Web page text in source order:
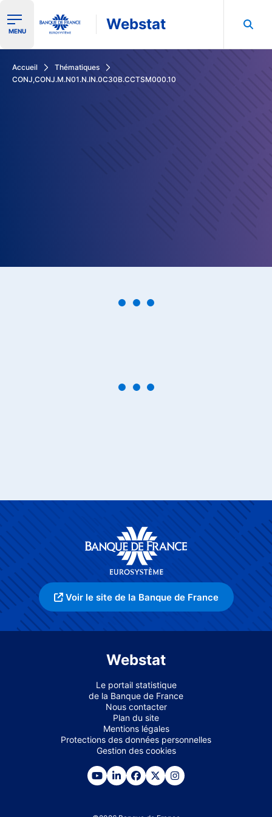
Ouvrir le menu de navigation
MENU Webstat
Accueil
Thématiques
CONJ,CONJ.M.N01.N.IN.0C30B.CCTSM000.10
Voir le site de la Banque de France
Webstat
Le portail statistique
de la Banque de France
Nous contacter
Plan du site
Mentions légales
Protections des données personnelles
Gestion des cookies